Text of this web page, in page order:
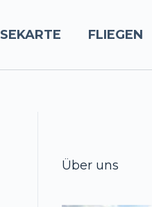
FLIEGEN
Über uns